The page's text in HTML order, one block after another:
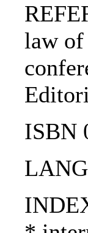
law of
ISBN